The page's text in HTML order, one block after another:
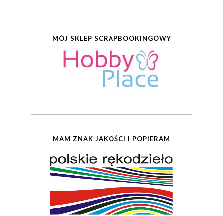
MÓJ SKLEP SCRAPBOOKINGOWY
MAM ZNAK JAKOŚCI I POPIERAM